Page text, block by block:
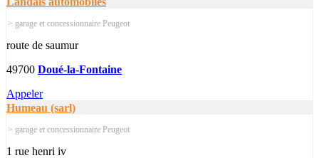
> garage et concessionnaire Peugeot
route de saumur
49700 Doué-la-Fontaine
Appeler
Humeau (sarl)
> garage et concessionnaire Peugeot
1 rue henri iv